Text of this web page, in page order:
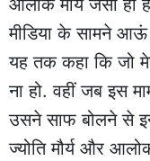
आलोक मौर्य जैसा ही
मीडिया के सामने
यह तक कहा कि जो
ना हो. वहीं जब इस
उसने साफ बोलने से
ज्योति मौर्य और